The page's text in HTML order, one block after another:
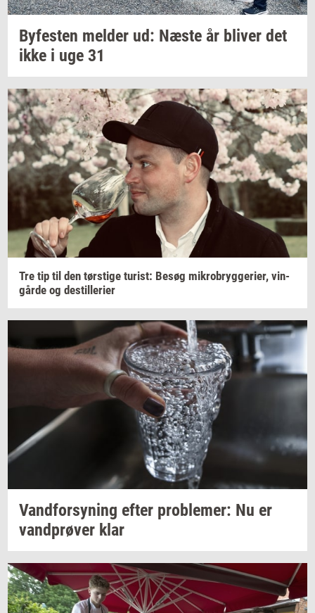
By­fe­sten mel­der ud: Næste år bli­ver det
ikke i uge 31
Tre tip til den tørsti­ge turist: Besøg mi­kro­bryg­ge­ri­er, vin­
går­de og destil­le­ri­er
Vand­for­sy­ning efter pro­ble­mer: Nu er
vand­prø­ver klar